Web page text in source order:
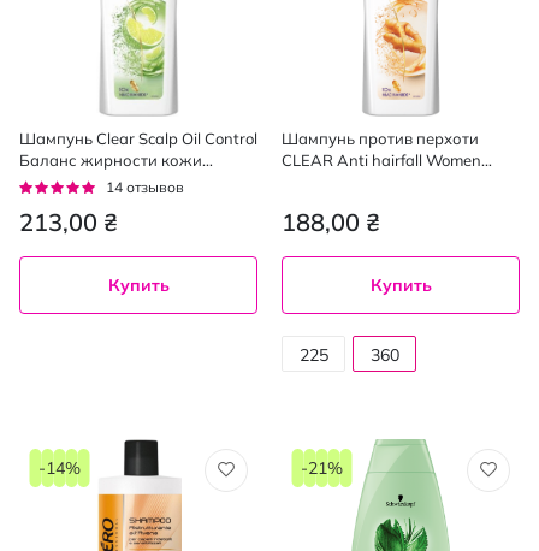
Шампунь Clear Scalp Oil Control
Баланс жирности кожи
головы 360 мл
Рейтинг:
14 отзывов
213,00 ₴
Купить
Шампунь против перхоти
CLEAR Anti hairfall Women
188,00 ₴
Купить
225
360
-14% -21%